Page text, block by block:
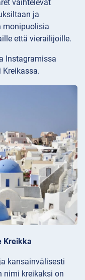
vaihtelevat
ja
monipuolisia
että vierailijoille.
Instagramissa
Kreikka
kansainvälisesti
nimi kreikaksi on